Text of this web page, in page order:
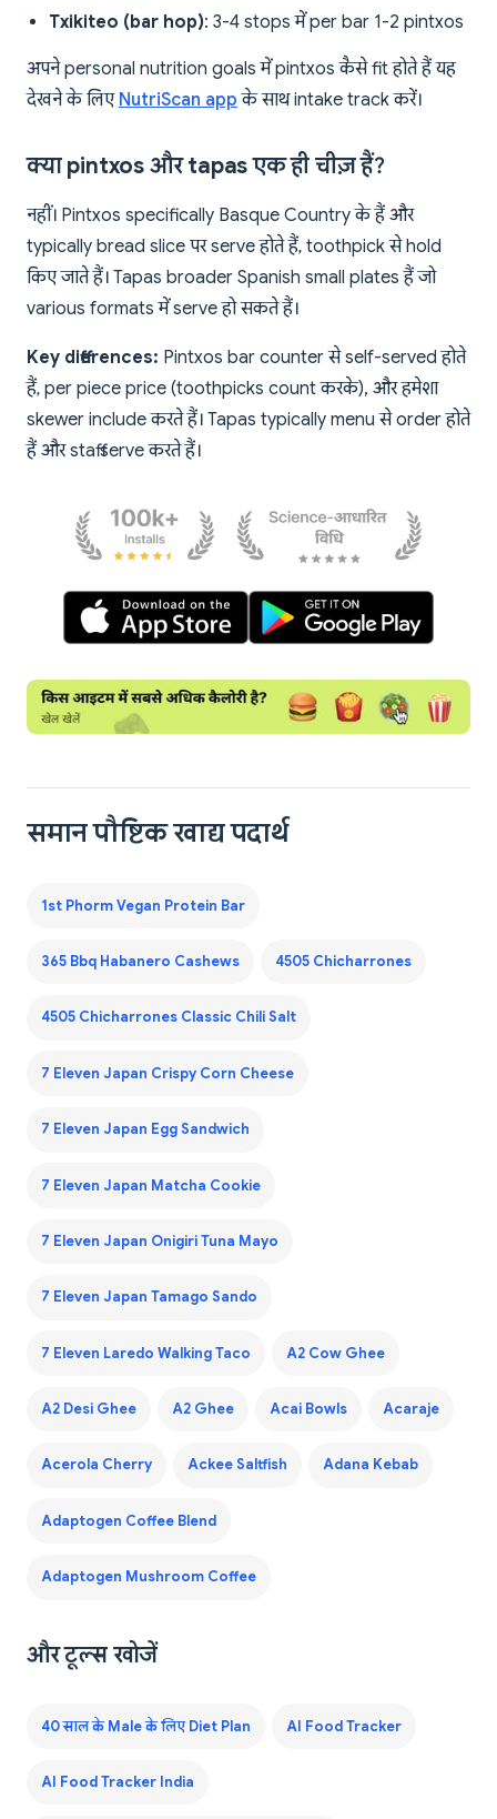
Txikiteo (bar hop): 3-4 stops में per bar 1-2 pintxos
अपने personal nutrition goals में pintxos कैसे fit होते हैं यह
देखने के लिए NutriScan app के साथ intake track करें।
क्या pintxos और tapas एक ही चीज़ हैं?
नहीं। Pintxos specifically Basque Country के हैं और
typically bread slice पर serve होते हैं, toothpick से hold
किए जाते हैं। Tapas broader Spanish small plates हैं जो
various formats में serve हो सकते हैं।
Key differences: Pintxos bar counter से self-served होते
हैं, per piece price (toothpicks count करके), और हमेशा
skewer include करते हैं। Tapas typically menu से order होते
हैं और staff serve करते हैं।
समान पौष्टिक खाद्य पदार्थ
1st Phorm Vegan Protein Bar
365 Bbq Habanero Cashews 4505 Chicharrones
4505 Chicharrones Classic Chili Salt
7 Eleven Japan Crispy Corn Cheese
7 Eleven Japan Egg Sandwich
7 Eleven Japan Matcha Cookie
7 Eleven Japan Onigiri Tuna Mayo
7 Eleven Japan Tamago Sando
7 Eleven Laredo Walking Taco A2 Cow Ghee
A2 Desi Ghee A2 Ghee Acai Bowls Acaraje
Acerola Cherry Ackee Saltfish Adana Kebab
Adaptogen Coffee Blend
Adaptogen Mushroom Coffee
और टूल्स खोजें
40 साल के Male के लिए Diet Plan AI Food Tracker
AI Food Tracker India